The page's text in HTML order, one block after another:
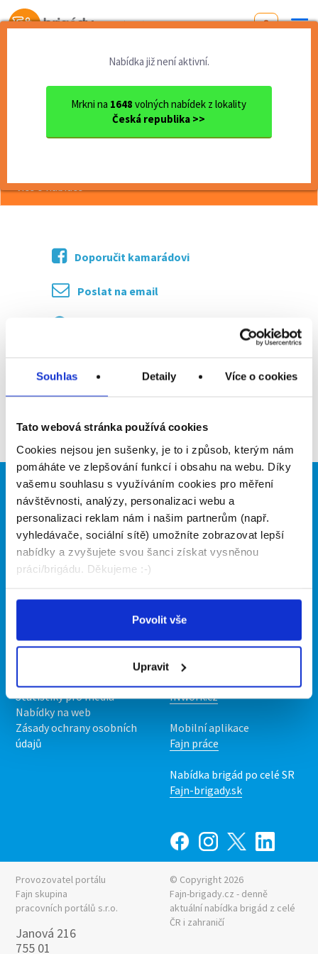
Souhlas Detaily Více o cookies
Tato webová stránka používá cookies
Cookies nejsou jen sušenky, je to i způsob, kterým nám
pomáháte ve zlepšování funkcí i obsahu na webu. Díky
vašemu souhlasu s využíváním cookies pro měření
návštěvnosti, analýzy, personalizaci webu a
personalizaci reklam nám i našim partnerům (např.
vyhledávače, sociální sítě) umožníte zobrazovat lepší
nabídky a zvyšujete svou šanci získat vysněnou
práci/brigádu. Děkujeme :-)
Povolit vše
Upravit
Od první brigády
Nabídka již není aktivní.
Mrkni na 1648 volných nabídek z lokality
Česká republika >>
Středočeský kraj
okres Praha - západ
Mníšek pod Brdy
Brigáda (Mníšek pod Brdy)
Brigáda (Mníšek pod Brdy)
více o nabídce >>
Doporučit kamarádovi
Poslat na email
Brigádníci
Články
Hledané brigády
Firmy
Vložit inzerát
Ceník
Propagace
O portálu
O nás
Statistiky pro média
Nabídky na web
Zásady ochrany osobních
údajů
Naše další projekty
Fajn brigády
INwork.cz
Mobilní aplikace
Fajn práce
Nabídka brigád po celé SR
Fajn-brigady.sk
Provozovatel portálu
Fajn skupina
pracovních portálů s.r.o.
Janová 216
755 01
© Copyright 2026
Fajn-brigady.cz - denně
aktuální nabídka brigád z celé
ČR i zahraničí